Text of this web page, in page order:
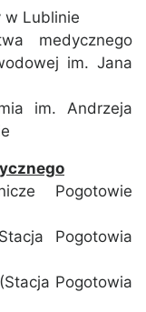
w Lublinie
medycznego
im. Jana
im. Andrzeja
Pogotowie
Pogotowia
Pogotowia